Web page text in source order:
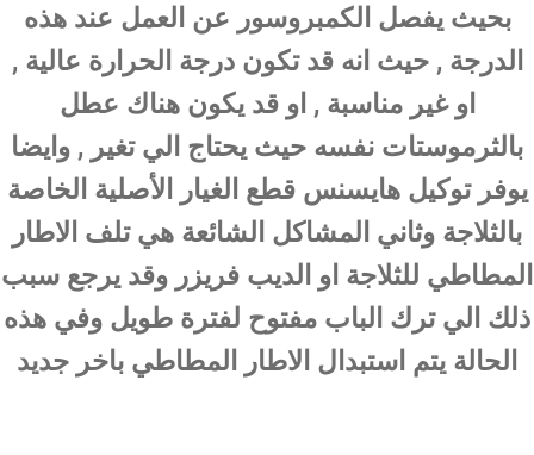
بحيث يفصل الكمبروسور عن العمل عند هذه
الدرجة , حيث انه قد تكون درجة الحرارة عالية ,
او غير مناسبة , او قد يكون هناك عطل
بالثرموستات نفسه حيث يحتاج الي تغير , وايضا
يوفر توكيل هايسنس قطع الغيار الأصلية الخاصة
بالثلاجة وثاني المشاكل الشائعة هي تلف الاطار
المطاطي للثلاجة او الديب فريزر وقد يرجع سبب
ذلك الي ترك الباب مفتوح لفترة طويل وفي هذه
الحالة يتم استبدال الاطار المطاطي باخر جديد